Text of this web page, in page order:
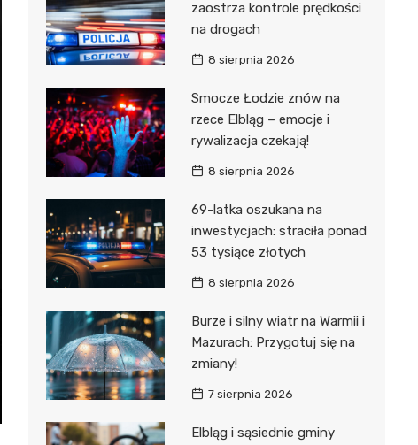
zaostrza kontrole prędkości
na drogach
8 sierpnia 2026
Smocze Łodzie znów na
rzece Elbląg – emocje i
rywalizacja czekają!
8 sierpnia 2026
69-latka oszukana na
inwestycjach: straciła ponad
53 tysiące złotych
8 sierpnia 2026
Burze i silny wiatr na Warmii i
Mazurach: Przygotuj się na
zmiany!
7 sierpnia 2026
Elbląg i sąsiednie gminy